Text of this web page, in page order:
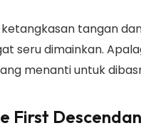
tangan
seru dimainkan.
menanti untuk
First